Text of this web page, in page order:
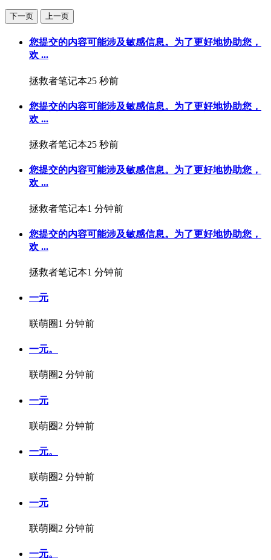
下一页 上一页
您提交的内容可能涉及敏感信息。为了更好地协助您，
欢 ...
拯救者笔记本25 秒前
您提交的内容可能涉及敏感信息。为了更好地协助您，
欢 ...
拯救者笔记本25 秒前
您提交的内容可能涉及敏感信息。为了更好地协助您，
欢 ...
拯救者笔记本1 分钟前
您提交的内容可能涉及敏感信息。为了更好地协助您，
欢 ...
拯救者笔记本1 分钟前
一元
联萌圈1 分钟前
一元。
联萌圈2 分钟前
一元
联萌圈2 分钟前
一元。
联萌圈2 分钟前
一元
联萌圈2 分钟前
一元。